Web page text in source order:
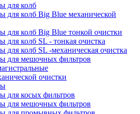
для колб
для колб Big Blue механической
для колб Big Blue тонкой очистки
колб SL - тонкая очистка
колб SL -механическая очистка
для мешочных фильтров
очистки
для косых фильтров
для мешочных фильтров